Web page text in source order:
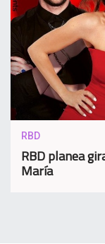
RBD
RBD planea
María